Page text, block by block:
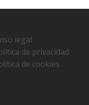
legal
de privacidad
de cookies